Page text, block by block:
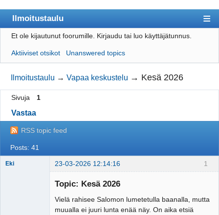
Ilmoitustaulu
Päijät-Rastin etusivulle
Sisällysluettelo
Käyttäjät
Etsi
Luo käyttäjätunnus
Kirjaudu
Et ole kijautunut foorumille. Kirjaudu tai luo käyttäjätunnus.
Aktiiviset otsikot Unanswered topics
Ilmoitustaulu →Vapaa keskustelu → Kesä 2026
Sivuja 1
Vastaa
RSS topic feed
Posts: 41
1
Eki 23-03-2026 12:14:16
Topic: Kesä 2026
Vielä rahisee Salomon lumetetulla baanalla, mutta
muualla ei juuri lunta enää näy. On aika etsiä